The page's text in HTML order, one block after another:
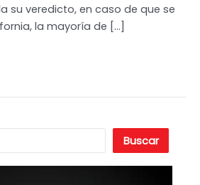
su veredicto, en caso de que se
la mayoría de […]
Buscar